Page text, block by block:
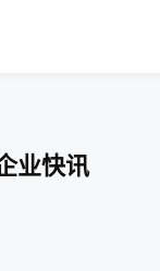
业快讯